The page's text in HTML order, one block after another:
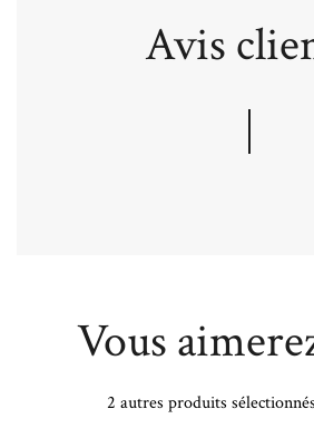
Avis
Vous
2 autres produits